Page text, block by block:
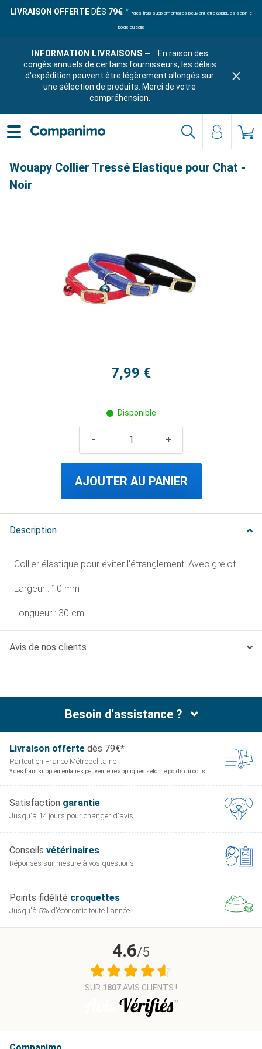
LIVRAISON OFFERTE DÈS 79€ *des frais supplémentaires peuvent être appliqués selon le
poids du colis
INFORMATION LIVRAISONS —
En raison des
congés annuels de certains fournisseurs, les délais
d'expédition peuvent être légèrement allongés sur
une sélection de produits. Merci de votre
compréhension.
Wouapy Collier Tressé Elastique pour Chat -
Noir
7,99 €
Disponible
AJOUTER AU PANIER
Description
Collier élastique pour éviter l'étranglement. Avec grelot.
Largeur : 10 mm
Longueur : 30 cm
Avis de nos clients
Besoin d'assistance ?
Livraison offerte dès 79€*
Partout en France Métropolitaine
* des frais supplémentaires peuvent être appliqués selon le poids du colis
Satisfaction garantie
Jusqu'à 14 jours pour changer d'avis
Conseils vétérinaires
Réponses sur mesure à vos questions
Points fidélité croquettes
Jusqu'à 5% d'économie toute l'année
4.6/5
SUR 1807AVIS CLIENTS !